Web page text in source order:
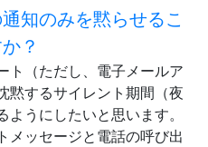
知のみを黙らせるこ
？
ト（ただし、電子メールア
黙するサイレント期間（夜
ようにしたいと思います。
メッセージと電話の呼び出